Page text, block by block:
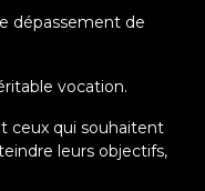
dépassement de
vocation.
ceux qui souhaitent
leurs objectifs,